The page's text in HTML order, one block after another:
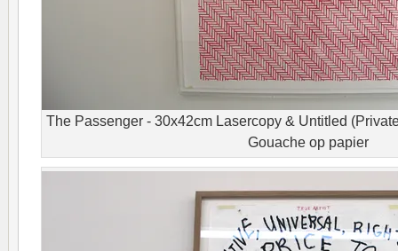
The Passenger - 30x42cm Lasercopy & Untitled
Gouache op papier